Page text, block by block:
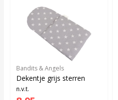
Bandits & Angels
Dekentje grijs sterren
n.v.t.